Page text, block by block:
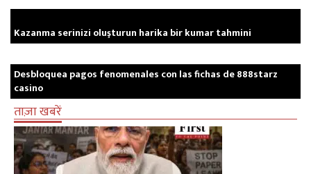
Kazanma serinizi oluşturun harika bir kumar tahmini
Desbloquea pagos fenomenales con las fichas de 888starz
casino
ताज़ा खबरें